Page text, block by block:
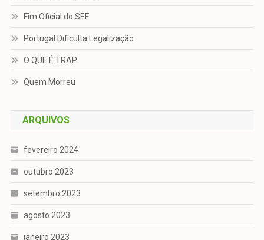
Fim Oficial do SEF
Portugal Dificulta Legalização
O QUE É TRAP
Quem Morreu
ARQUIVOS
fevereiro 2024
outubro 2023
setembro 2023
agosto 2023
janeiro 2023